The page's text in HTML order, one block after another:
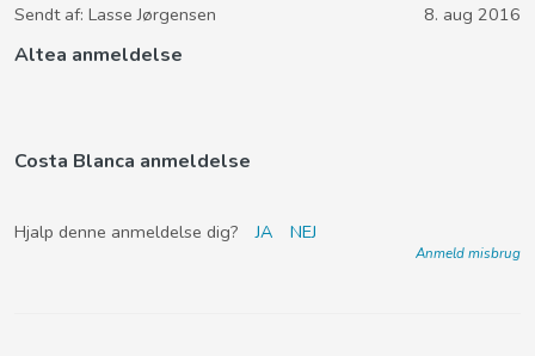
Sendt af: Lasse Jørgensen 8. aug 2016
Altea anmeldelse
Costa Blanca anmeldelse
Hjalp denne anmeldelse dig? JA NEJ
Anmeld misbrug